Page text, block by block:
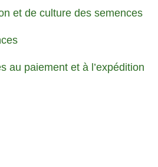
et de culture des semences
au paiement et à l’expédition